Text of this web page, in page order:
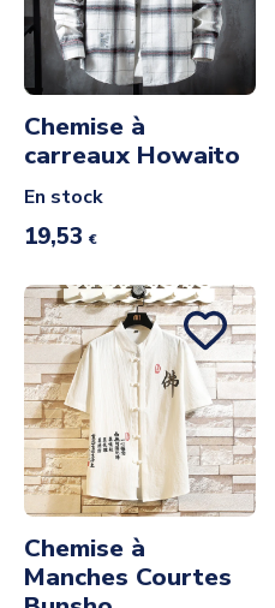
Chemise à
carreaux Howaito
En stock
19,53 €
Chemise à
Manches Courtes